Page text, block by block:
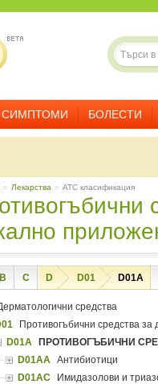
СИМПТОМИ БОЛЕСТИ
» Лекарства » ATC класификация
B C D D01 D01A
средства
Противогъбични средства
D01A
ПРОТИВОГЪБИЧНИ
D01AA Антибиотици
D01AC
Имидазолови и